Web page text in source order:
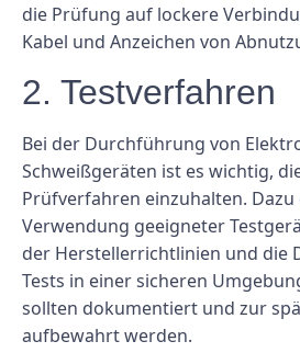
die Prüfung auf lockere
Kabel und Anzeichen von
2. Testverfahren
Bei der Durchführung von
Schweißgeräten ist es wichtig,
Prüfverfahren einzuhalten.
Verwendung geeigneter
der Herstellerrichtlinien und die
Tests in einer sicheren
sollten dokumentiert und zur
aufbewahrt werden.